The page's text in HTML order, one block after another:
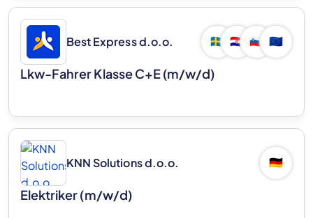
Best Express d.o.o. 🇸🇪 🇭🇷 🇸🇮 🇪🇺
Lkw-Fahrer Klasse C+E (m/w/d)
KNN Solutions d.o.o. 🇩🇪
Elektriker (m/w/d)